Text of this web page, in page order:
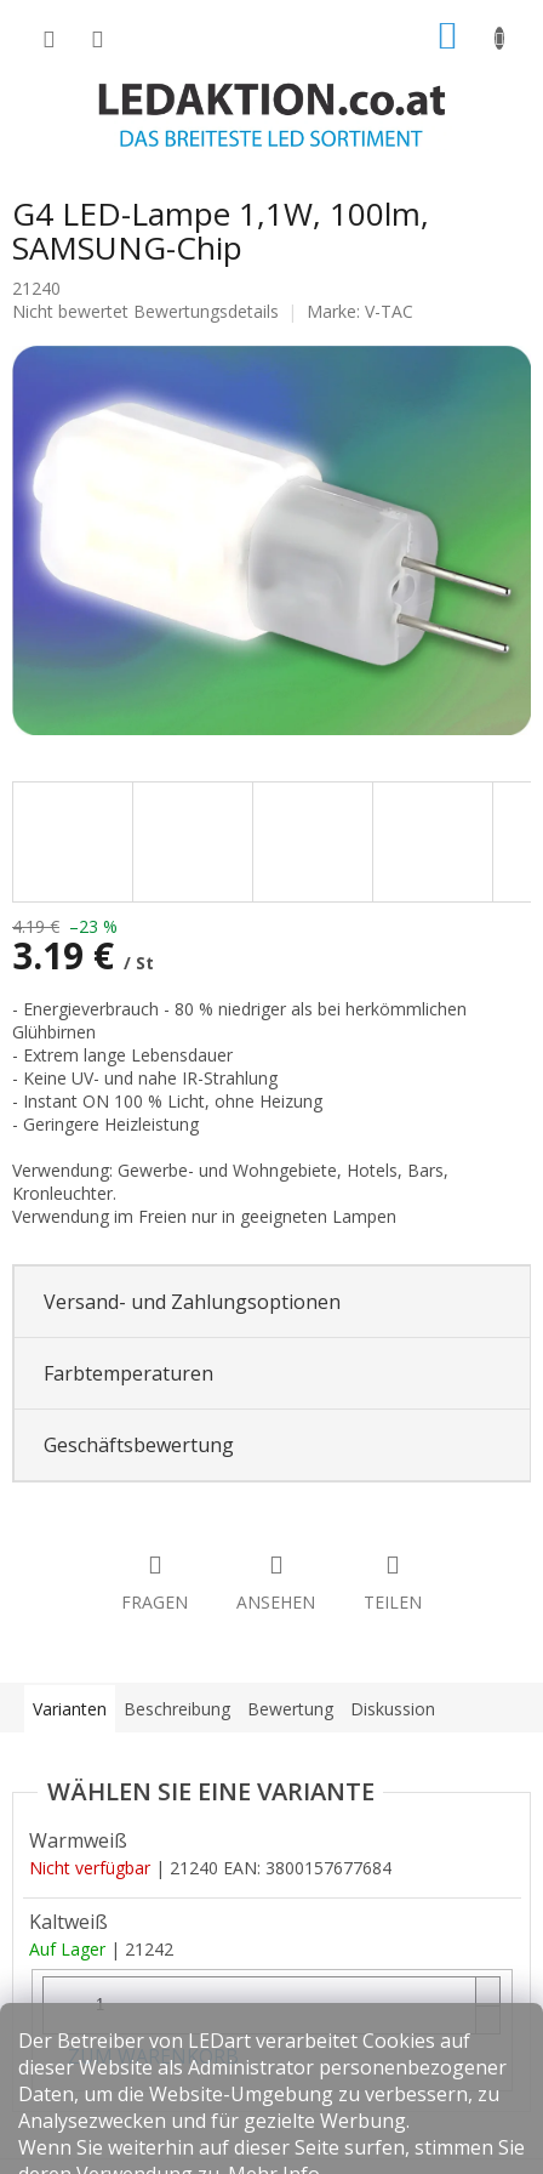
Der Betreiber von LEDart verarbeitet Cookies auf
dieser Website als Administrator personenbezogener
Daten, um die Website-Umgebung zu verbessern, zu
Analysezwecken und für gezielte Werbung.
Wenn Sie weiterhin auf dieser Seite surfen, stimmen Sie
G4 LED-Lampe 1,1W, 100lm,
SAMSUNG-Chip
21240
Die
Produktbewertung
Sternen.
Nicht bewertet Bewertungsdetails Marke: V-TAC
4.19 € –23 %
3.19 € / St
Verkaufspreis:
- Energieverbrauch - 80 % niedriger als bei herkömmlichen
Glühbirnen
- Extrem lange Lebensdauer
- Keine UV- und nahe IR-Strahlung
- Instant ON 100 % Licht, ohne Heizung
- Geringere Heizleistung
Verwendung: Gewerbe- und Wohngebiete, Hotels, Bars,
Kronleuchter.
Verwendung im Freien nur in geeigneten Lampen
Versand- und Zahlungsoptionen
Farbtemperaturen
Geschäftsbewertung
FRAGEN ANSEHEN TEILEN
Varianten Beschreibung Bewertung Diskussion
Warmweiß
Nicht verfügbar | 21240 EAN: 3800157677684
Kaltweiß
Auf Lager | 21242
ZUM WARENKORB